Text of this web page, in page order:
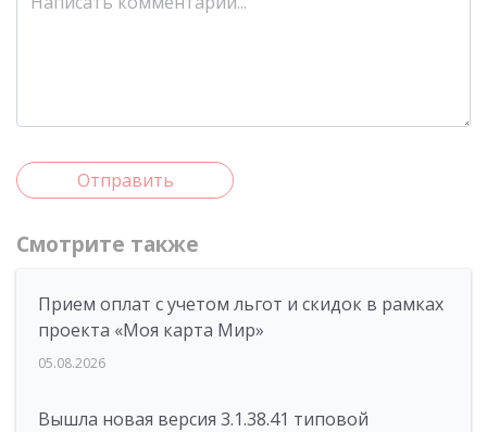
Отправить
Смотрите также
Прием оплат с учетом льгот и скидок в рамках
проекта «Моя карта Мир»
05.08.2026
Вышла новая версия 3.1.38.41 типовой